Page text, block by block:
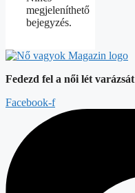
megjeleníthető
bejegyzés.
Fedezd fel a női lét varázsát
Facebook-f